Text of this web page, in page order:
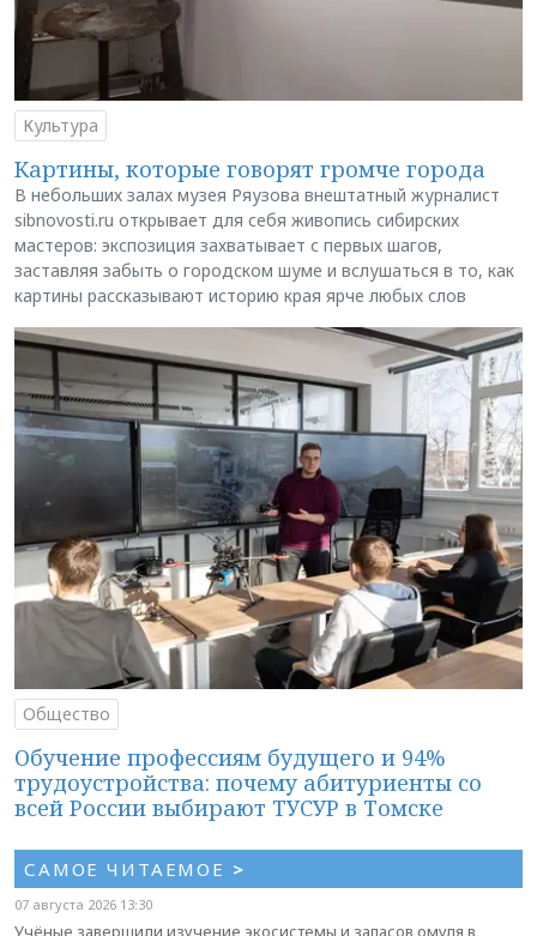
Культура
Картины, которые говорят громче города
В небольших залах музея Ряузова внештатный журналист
sibnovosti.ru открывает для себя живопись сибирских
мастеров: экспозиция захватывает с первых шагов,
заставляя забыть о городском шуме и вслушаться в то, как
картины рассказывают историю края ярче любых слов
Общество
Обучение профессиям будущего и 94%
трудоустройства: почему абитуриенты со
всей России выбирают ТУСУР в Томске
САМОЕ ЧИТАЕМОЕ >
07 августа 2026 13:30
Учёные завершили изучение экосистемы и запасов омуля в